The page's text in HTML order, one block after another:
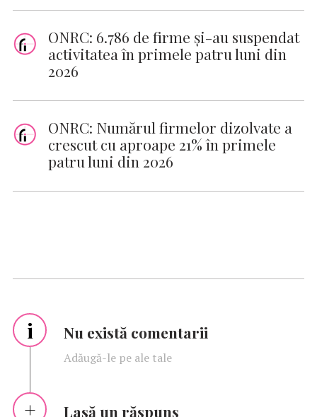
ONRC: 6.786 de firme şi-au suspendat
activitatea în primele patru luni din
2026
ONRC: Numărul firmelor dizolvate a
crescut cu aproape 21% în primele
patru luni din 2026
i Nu există comentarii
Adăugă-le pe ale tale
Lasă un răspuns